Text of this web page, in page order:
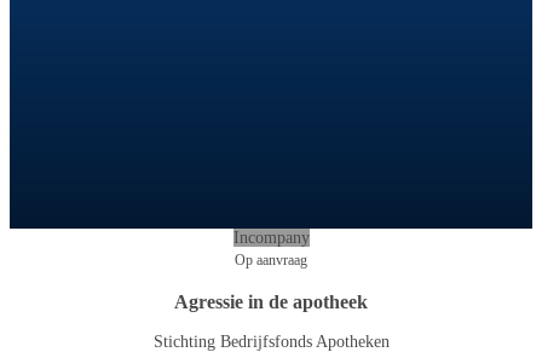
Incompany
Op aanvraag
Agressie in de apotheek
Stichting Bedrijfsfonds Apotheken